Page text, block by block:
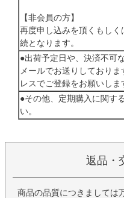
【非会員の方】
再度申し込みを頂くもし
続となります。
●出荷予定日や、決済不可
メールでお送りしており
レスでご登録をお願いしま
●その他、定期購入に関す
い。
返品・
商品の品質につきましては